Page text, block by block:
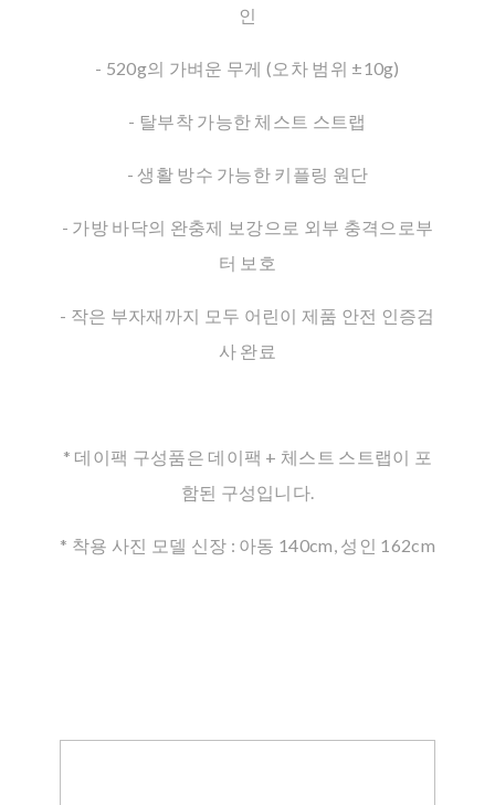
인
- 520g의 가벼운 무게 (오차 범위 ±10g)
- 탈부착 가능한 체스트 스트랩
- 생활 방수 가능한 키플링 원단
- 가방 바닥의 완충제 보강으로 외부 충격으로부
터 보호
- 작은 부자재까지 모두 어린이 제품 안전 인증검
사 완료
* 데이팩 구성품은 데이팩 + 체스트 스트랩이 포
함된 구성입니다.
* 착용 사진 모델 신장 : 아동 140cm, 성인 162cm